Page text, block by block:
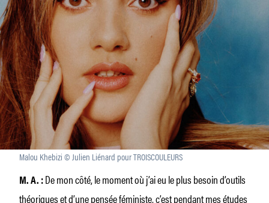
Malou Khebizi © Julien Liénard pour TROISCOULEURS
M. A. : De mon côté, le moment où j’ai eu le plus besoin d’outils
théoriques et d’une pensée féministe, c’est pendant mes études